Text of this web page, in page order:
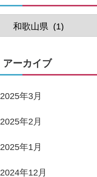
アーカイブ
2025年3月
2025年2月
2025年1月
2024年12月